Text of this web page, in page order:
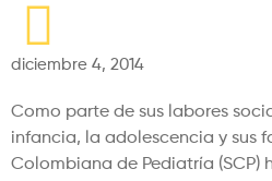
diciembre 4, 2014
Como parte de sus labores
infancia, la adolescencia y sus
Colombiana de Pediatría (SCP)